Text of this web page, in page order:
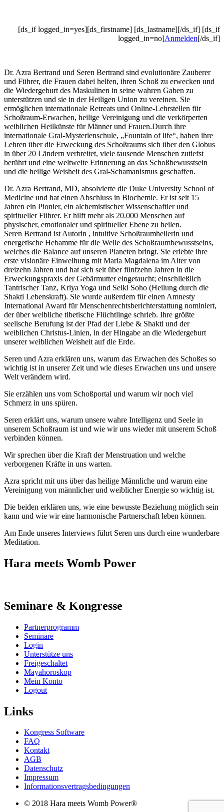
[ds_if logged_in=yes][ds_firstname] [ds_lastname][/ds_if] [ds_if
logged_in=no]Anmelden[/ds_if]
Dr. Azra Bertrand und Seren Bertrand sind evolutionäre Zauberer
und Führer, die Frauen dabei helfen, ihren Schoß zu erwecken und
die Wiedergeburt des Maskulinen in seine wahren Gaben zu
unterstützen und sie in der Heiligen Union zu vereinen. Sie
ermöglichen internationale Retreats und Online-Lehrstellen für
Schoßraum-Erwachen, heilige Vereinigung und die verkörperten
weiblichen Heilkünste für Männer und Frauen.Durch ihre
internationale Gral-Mysterienschule, „Fountain of life“, haben ihre
Lehren über die Erweckung des Schoßraums sich über den Globus
in über 20 Ländern verbreitet, viele tausende Menschen zutiefst
berührt und eine weltweite Erinnerung an das Schoßbewusstsein
und die heilige Weisheit des Gral-Schamanismus geschaffen.
Dr. Azra Bertrand, MD, absolvierte die Duke University School of
Medicine und hat einen Abschluss in Biochemie. Er ist seit 15
Jahren ein Pionier, ein alchemistischer Wissenschaftler und
spiritueller Führer. Er hilft mehr als 20.000 Menschen auf
physischer, emotionaler und spiritueller Ebene zu heilen.
Seren Bertrand ist Autorin , intuitive Schoßraumheilerin und
energetische Hebamme für die Welle des Schoßraumbewusstseins,
welches die Balance auf unseren Planeten bringt. Sie erlebte ihre
erste visionäre Einweihung mit Maria Magdalena im Alter von
dreizehn Jahren und hat sich seit über fünfzehn Jahren in die
Erweckungspraxis der Gebärmutter eingetaucht; einschließlich
Tantrischer Tanz, Kriya Yoga und Seiki Soho (Heilung durch die
Shakti Lebenskraft). Sie wurde außerdem für einen Amnesty
International Award für Menschenrechtsberichterstattung nominiert,
der über weibliche tibetische Flüchtlinge schrieb. Ihre größte
seelische Berufung ist der Pfad der Liebe & Shakti und der
weiblichen Christus-Linien, in der Hingabe an die Wiedergeburt
unserer weiblichen Weisheit auf die Erde.
Seren und Azra erklären uns, warum das Erwachen des Schoßes so
wichtig ist in unserer Zeit und wie dieses Erwachen uns und unsere
Welt verändern wird.
Sie erzählen uns vom Schoßportal und warum wir noch viel
Schmerz in uns spüren.
Seren erklärt uns, warum unsere wahre Intelligenz und Seele in
unserem Schoßraum ist und wie wir uns wieder mit unserem Schoß
verbinden können.
Wir sprechen über die Kraft der Menstruation und welche
verborgenen Kräfte in uns warten.
Azra spricht mit uns über das heilige Männliche und warum eine
Vereinigung von männlicher und weiblicher Energie so wichtig ist.
Die beiden erklären uns, wie eine bewusste Beziehung möglich sein
kann und wie wir eine harmonische Partnerschaft leben können.
Am Ende unseres Interviews führt Seren uns durch eine wunderbare
Meditation.
Hara meets Womb Power
Seminare & Kongresse
Partnerprogramm
Seminare
Login
Unterstütze uns
Freigeschaltet
Mayahoroskop
Mein Konto
Logout
Links
Kongress Software
FAQ
Kontakt
AGB
Datenschutz
Impressum
Informationsvertragsbedingungen
© 2018 Hara meets Womb Power®